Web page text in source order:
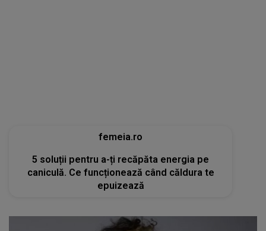
femeia.ro
5 soluții pentru a-ți recăpăta energia pe
caniculă. Ce funcționează când căldura te
epuizează